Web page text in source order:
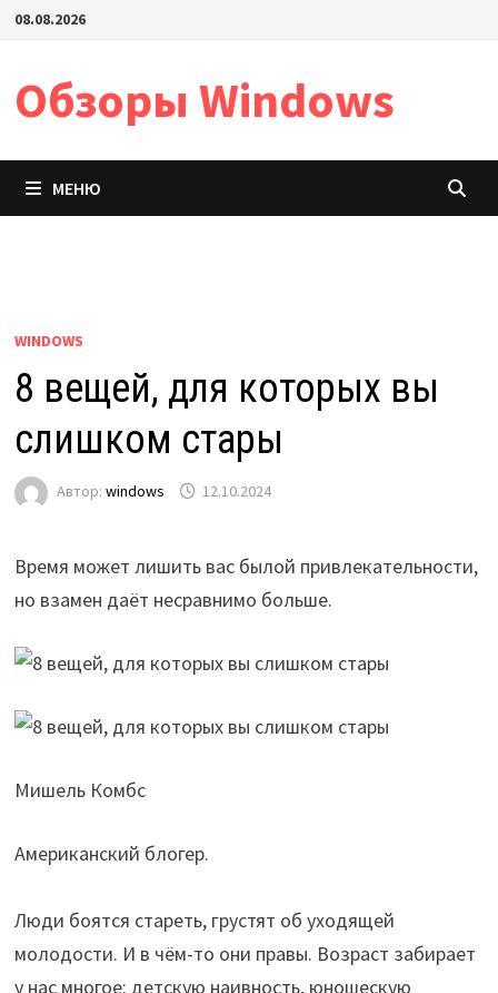
Перейти
содержимому
08.08.2026
Обзоры Windows
МЕНЮ
WINDOWS
8 вещей, для которых вы
слишком стары
Автор: windows 12.10.2024
Время может лишить вас былой привлекательности,
но взамен даёт несравнимо больше.
Мишель Комбс
Американский блогер.
Люди боятся стареть, грустят об уходящей
молодости. И в чём-то они правы. Возраст забирает
у нас многое: детскую наивность, юношескую